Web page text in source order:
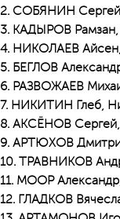
2. СОБЯНИН
3. КАДЫРОВ Рамзан,
4. НИКОЛАЕВ Айсен,
5. БЕГЛОВ
6. РАЗВОЖАЕВ
7. НИКИТИН Глеб,
8. АКСЁНОВ
9. АРТЮХОВ
10. ТРАВНИКОВ
11. МООР
12. ГЛАДКОВ